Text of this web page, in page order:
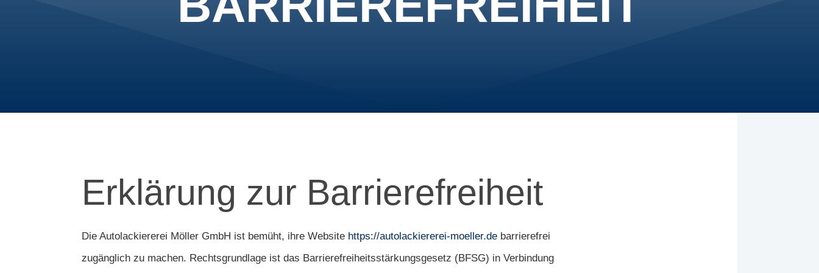
Erklärung zur Barrierefreiheit
Die Autolackiererei Möller GmbH ist bemüht, ihre Website https://autolackiererei-moeller.de barrierefrei
zugänglich zu machen. Rechtsgrundlage ist das Barrierefreiheitsstärkungsgesetz (BFSG) in Verbindung